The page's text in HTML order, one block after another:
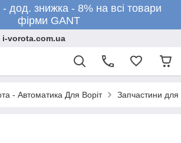
- дод. знижка - 8% на всі товари
фірми GANT
i-vorota.com.ua
- Автоматика Для Воріт Запчастини для